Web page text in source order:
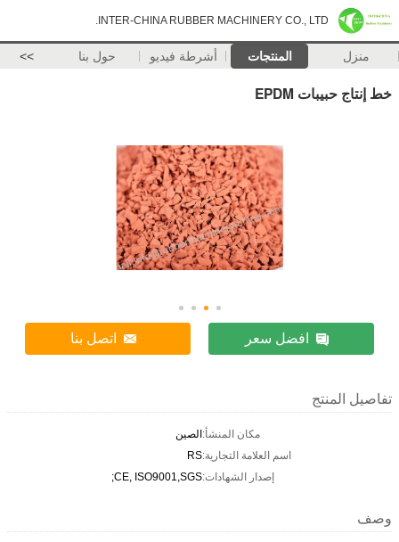
INTER-CHINA RUBBER MACHINERY CO., LTD.
منزل المنتجات أشرطة فيديو حول بنا >>
خط إنتاج حبيبات EPDM
افضل سعر اتصل بنا
تفاصيل المنتج
مكان المنشأ:الصين
اسم العلامة التجارية:RS
إصدار الشهادات:CE, ISO9001,SGS;
وصف